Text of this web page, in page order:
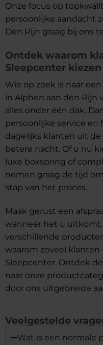
Onze focus op
persoonlijke aandacht
Den Rijn graag bij ons
Ontdek waarom
Sleepcenter kiezen
Wie op zoek is naar
in Alphen aan den Rijn
alles onder één dak.
persoonlijke service
dagelijks klanten uit de
betere nacht. Of u nu
luxe boxspring of
nemen graag de tijd
stap van het proces.
Maak gerust een
wanneer het u
verschillende
waarom zoveel klanten
Sleepcenter. Ontdek
naar onze
door ons uitgebreide
Veelgestelde
Wat is een normale